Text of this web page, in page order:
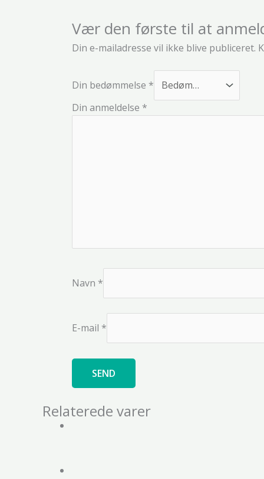
Vær den første til at
Din e-mailadresse vil ikke blive publiceret.
Din bedømmelse *
Din anmeldelse *
Navn *
E-mail *
Relaterede varer